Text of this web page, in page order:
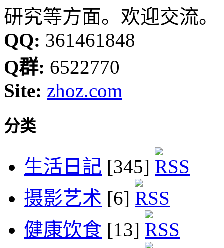
研究等方面。欢迎交流。
QQ: 361461848
Q群: 6522770
Site: zhoz.com
分类
生活日記 [345]
摄影艺术 [6]
健康饮食 [13]